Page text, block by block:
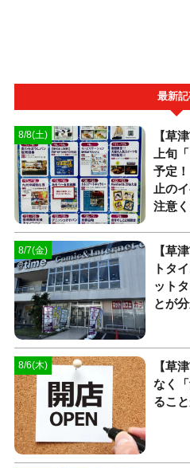
最新
8/8(土)
【草
上旬
予定
止の
注意く
8/7(金)
【草
トタ
ット
とが
8/6(木)
【草
なく
るこ